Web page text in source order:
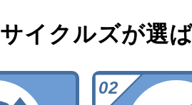
サイクルズが選